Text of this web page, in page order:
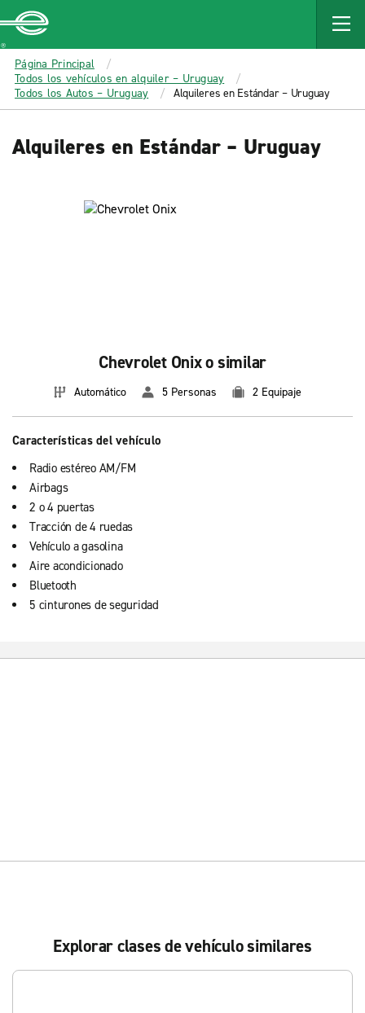
MAIN
CONTENT
Enterprise
Página Principal
Todos los vehículos en alquiler – Uruguay
Todos los Autos – Uruguay
Alquileres en Estándar – Uruguay
Alquileres en Estándar – Uruguay
Chevrolet Onix o similar
Automático 5 Personas 2 Equipaje
Características del vehículo
Radio estéreo AM/FM
Airbags
2 o 4 puertas
Tracción de 4 ruedas
Vehículo a gasolina
Aire acondicionado
Bluetooth
5 cinturones de seguridad
Explorar clases de vehículo similares